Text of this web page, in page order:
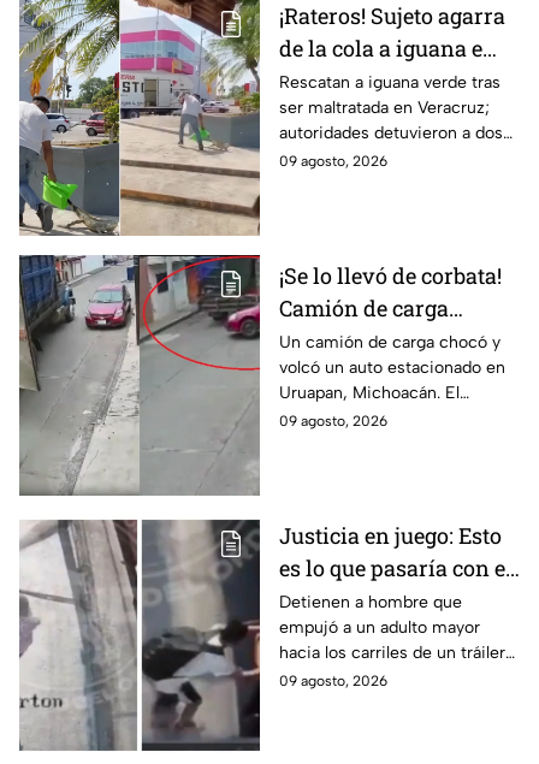
¡Rateros! Sujeto agarra
de la cola a iguana e
intenta robársela en
Veracruz; hay dos
detenidos (VIDEO)
Rescatan a iguana verde tras
ser maltratada en Veracruz;
autoridades detuvieron a dos
implicados y recuerdan las
09 agosto, 2026
¡Se lo llevó de corbata!
Camión de carga
arrastra auto
estacionado en
Uruapan, Michoacán
(VIDEO)
Un camión de carga chocó y
volcó un auto estacionado en
Uruapan, Michoacán. El
insólito momento quedó
09 agosto, 2026
Justicia en juego: Esto
es lo que pasaría con el
agresor del adulto
mayor arrojado a un
tráiler en Monterrey
Detienen a hombre que
empujó a un adulto mayor
hacia los carriles de un tráiler
en Monterrey. Conoce los
09 agosto, 2026